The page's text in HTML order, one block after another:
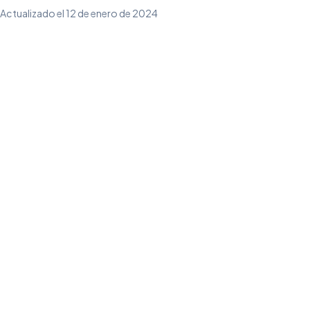
Actualizado el 12 de enero de 2024